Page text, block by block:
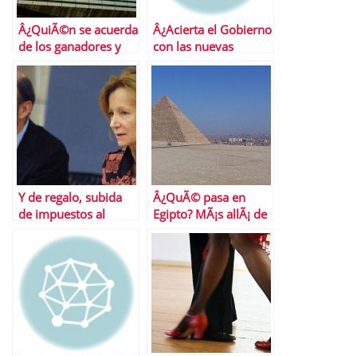
Â¿QuiÃ©n se acuerda
de los ganadores y
los perdedores de la
OPA de Endesa?
Â¿Acierta el Gobierno
con las nuevas
medidas anticrisis?
Y de regalo, subida
de impuestos al
las pensiones
Â¿QuÃ© pasa en
Egipto? MÃ¡s allÃ¡ de
la revuelta